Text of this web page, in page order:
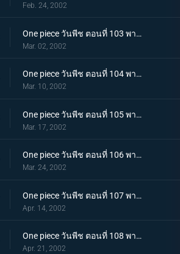
Feb. 24, 2002
One piece วันพีช ตอนที่ 103 พากย์ไทย รวมพลเฉพาะกิจ แปดนาฬิกาที่สไปเดอร์คาเฟ่!
Mar. 02, 2002
One piece วันพีช ตอนที่ 104 พากย์ไทย ลูฟี่ ปะทะ วีวี่ คำสาบานแห่งน้ำตา ที่เอามิตรภาพเป็นเดิมพัน!
Mar. 10, 2002
One piece วันพีช ตอนที่ 105 พากย์ไทย เส้นทางสู่สงครามอลาบัสต้า เมืองแห่งฝัน..เรนเบส
Mar. 17, 2002
One piece วันพีช ตอนที่ 106 พากย์ไทย ทะลวงเข้าเรนดินัส กับดักที่เล่นเอาถึงตาย
Mar. 24, 2002
One piece วันพีช ตอนที่ 107 พากย์ไทย เริ่มยุทธการยูโทเปีย..คณะปฏิวัติเริ่มเคลื่อนไหว
Apr. 14, 2002
One piece วันพีช ตอนที่ 108 พากย์ไทย จระเข้หัวกล้วยจอมโหด ปะทะ มิสเตอร์เจ้าชาย
Apr. 21, 2002